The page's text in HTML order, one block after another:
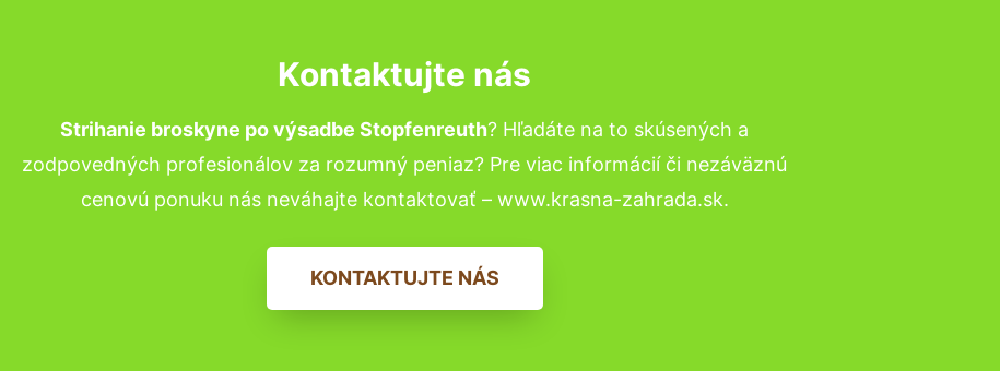
Kontaktujte nás
Strihanie broskyne po výsadbe Stopfenreuth? Hľadáte na to skúsených a
zodpovedných profesionálov za rozumný peniaz? Pre viac informácií či nezáväznú
cenovú ponuku nás neváhajte kontaktovať – www.krasna-zahrada.sk.
KONTAKTUJTE NÁS